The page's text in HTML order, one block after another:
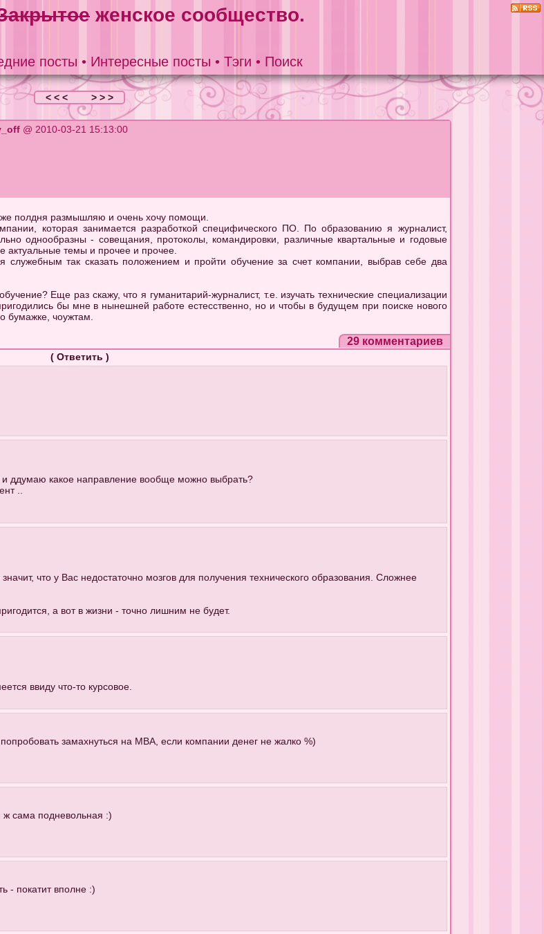
женское сообщество.
посты • Интересные посты • Тэги • Поиск
< < < > > >
@ 2010-03-21 15:13:00
полдня размышляю и очень хочу помощи.
которая занимается разработкой специфического ПО. По образованию я журналист,
однообразны - совещания, протоколы, командировки, различные квартальные и годовые
актуальные темы и прочее и прочее.
служебным так сказать положением и пройти обучение за счет компании, выбрав себе два
Еще раз скажу, что я гуманитарий-журналист, т.е. изучать технические специализации
бы мне в нынешней работе естесственно, но и чтобы в будущем при поиске нового
бумажке, чоужтам.
29 комментариев
( Ответить )
ддумаю какое направление вообще можно выбрать?
..
что у Вас недостаточно мозгов для получения технического образования. Сложнее
а вот в жизни - точно лишним не будет.
ввиду что-то курсовое.
замахнуться на MBA, если компании денег не жалко %)
ж сама подневольная :)
- покатит вполне :)